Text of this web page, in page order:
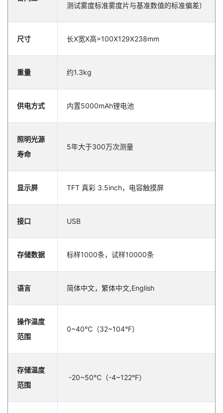
测试雾度标准雾度片与基准数值的标准偏差）
尺寸 长X宽X高=100X129X238mm
重量 约1.3kg
供电方式 内置5000mAh锂电池
照明光源
寿命
5年大于300万次测量
显示屏 TFT 真彩 3.5inch，电容触摸屏
接口 USB
存储数据 标样1000条，试样10000条
语言 简体中文，繁体中文,English
操作温度
范围
0~40℃（32~104°F）
存储温度
范围
-20~50℃（-4~122°F）